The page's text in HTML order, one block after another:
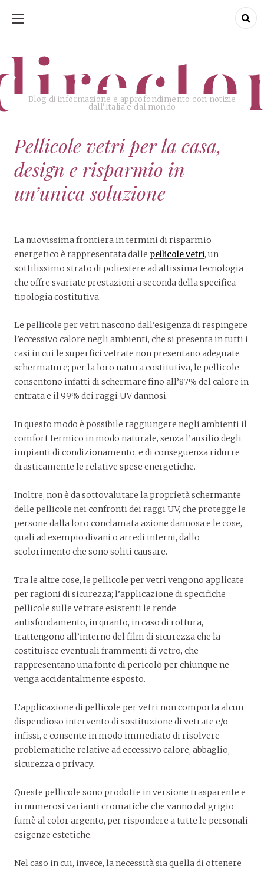
SKIP
CONTENT
Blog di informazione e approfondimento con notizie
dall'Italia e dal mondo
Pellicole vetri per la casa,
design e risparmio in
un’unica soluzione
La nuovissima frontiera in termini di risparmio
energetico è rappresentata dalle pellicole vetri, un
sottilissimo strato di poliestere ad altissima tecnologia
che offre svariate prestazioni a seconda della specifica
tipologia costitutiva.
Le pellicole per vetri nascono dall’esigenza di respingere
l’eccessivo calore negli ambienti, che si presenta in tutti i
casi in cui le superfici vetrate non presentano adeguate
schermature; per la loro natura costitutiva, le pellicole
consentono infatti di schermare fino all’87% del calore in
entrata e il 99% dei raggi UV dannosi.
In questo modo è possibile raggiungere negli ambienti il
comfort termico in modo naturale, senza l’ausilio degli
impianti di condizionamento, e di conseguenza ridurre
drasticamente le relative spese energetiche.
Inoltre, non è da sottovalutare la proprietà schermante
delle pellicole nei confronti dei raggi UV, che protegge le
persone dalla loro conclamata azione dannosa e le cose,
quali ad esempio divani o arredi interni, dallo
scolorimento che sono soliti causare.
Tra le altre cose, le pellicole per vetri vengono applicate
per ragioni di sicurezza; l’applicazione di specifiche
pellicole sulle vetrate esistenti le rende
antisfondamento, in quanto, in caso di rottura,
trattengono all’interno del film di sicurezza che la
costituisce eventuali frammenti di vetro, che
rappresentano una fonte di pericolo per chiunque ne
venga accidentalmente esposto.
L’applicazione di pellicole per vetri non comporta alcun
dispendioso intervento di sostituzione di vetrate e/o
infissi, e consente in modo immediato di risolvere
problematiche relative ad eccessivo calore, abbaglio,
sicurezza o privacy.
Queste pellicole sono prodotte in versione trasparente e
in numerosi varianti cromatiche che vanno dal grigio
fumè al color argento, per rispondere a tutte le personali
esigenze estetiche.
Nel caso in cui, invece, la necessità sia quella di ottenere